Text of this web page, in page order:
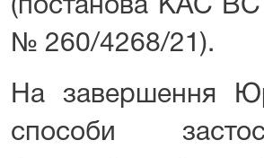
(постанова КАС ВС
№ 260/4268/21).
На завершення
способи